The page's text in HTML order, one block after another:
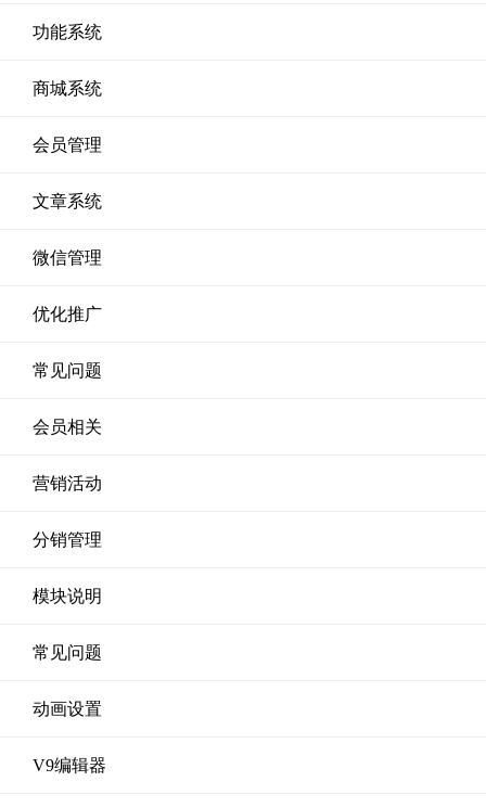
功能系统
商城系统
会员管理
文章系统
微信管理
优化推广
常见问题
会员相关
营销活动
分销管理
模块说明
常见问题
动画设置
V9编辑器